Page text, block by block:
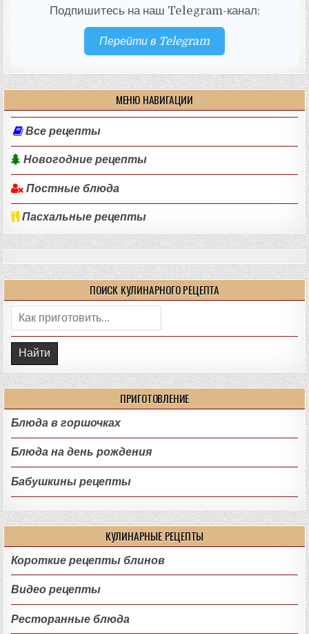
Подпишитесь на наш Telegram-канал:
Перейти в Telegram
МЕНЮ НАВИГАЦИИ
Все рецепты
Новогодние рецепты
Постные блюда
Пасхальные рецепты
ПОИСК КУЛИНАРНОГО РЕЦЕПТА
Поиск:
ПРИГОТОВЛЕНИЕ
Блюда в горшочках
Блюда на день рождения
Бабушкины рецепты
КУЛИНАРНЫЕ РЕЦЕПТЫ
Короткие рецепты блинов
Видео рецепты
Ресторанные блюда